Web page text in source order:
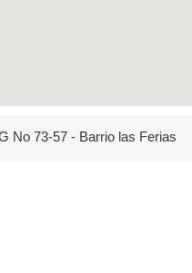
No 73-57 - Barrio las Ferias